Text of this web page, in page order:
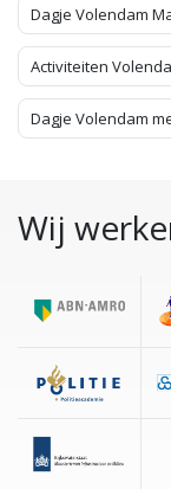
Dagje Volendam
Activiteiten
Dagje Volendam
Wij